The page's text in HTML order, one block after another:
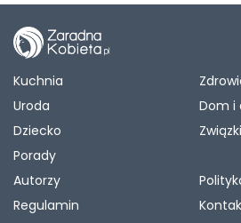
Kuchnia
Uroda
Dom i
Dziecko
Związki
Porady
Autorzy
Regulamin